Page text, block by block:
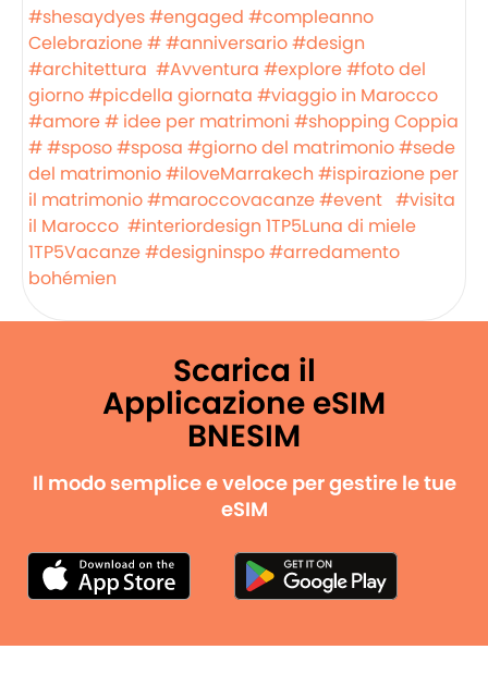
#shesaydyes#engaged #compleanno
Celebrazione ##anniversario#design
#architettura #Avventura #explore#foto del
giorno#picdella giornata #viaggio in Marocco
#amore# idee per matrimoni #shopping Coppia
##sposo#sposa #giorno del matrimonio#sede
del matrimonio#iloveMarrakech #ispirazione per
il matrimonio#maroccovacanze#event #visita
il Marocco #interiordesign 1TP5Luna di miele
1TP5Vacanze#designinspo#arredamento
bohémien
Scarica il
Applicazione eSIM
BNESIM
Il modo semplice e veloce per gestire le tue
eSIM